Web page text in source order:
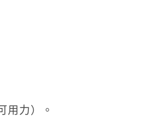
用力）。